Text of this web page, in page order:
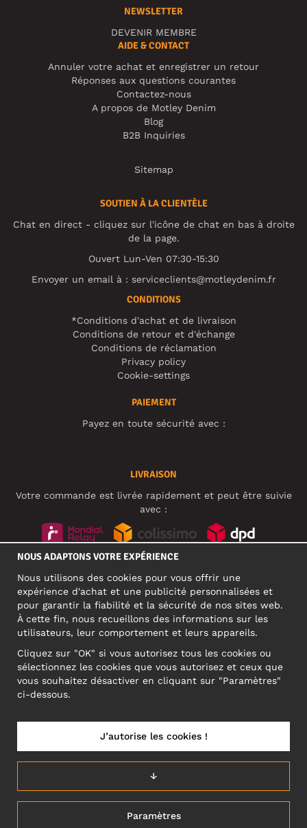
NEWSLETTER
DEVENIR MEMBRE
AIDE & CONTACT
Annuler votre achat et enregistrer un retour
Réponses aux questions courantes
Contactez-nous
A propos de Motley Denim
Blog
B2B Inquiries
Sitemap
SOUTIEN À LA CLIENTÈLE
Chat en direct - cliquez sur l'icône de chat en bas à droite
de la page.
Ouvert Lun-Ven 07:30-15:30
Envoyer un email à : serviceclients@motleydenim.fr
CONDITIONS
*Conditions d'achat et de livraison
Conditions de retour et d'échange
Conditions de réclamation
Privacy policy
Cookie-settings
PAIEMENT
Payez en toute sécurité avec :
LIVRAISON
Votre commande est livrée rapidement et peut être suivie
avec :
ADRESSE PROFESSIONNELLE
Narva mnt 5, EE-10117 Tallinn
Reg: 12356245
ATTENTION ! N'envoyez pas les retours de produits à cette
FRANCE/FRANÇAIS (FR)
NOUS ADAPTONS VOTRE EXPÉRIENCE
Nous utilisons des cookies pour vous offrir une
expérience d'achat et une publicité personnalisées et
pour garantir la fiabilité et la sécurité de nos sites web.
À cette fin, nous recueillons des informations sur les
utilisateurs, leur comportement et leurs appareils.
Cliquez sur "OK" si vous autorisez tous les cookies ou
sélectionnez les cookies que vous autorisez et ceux que
vous souhaitez désactiver en cliquant sur "Paramètres"
ci-dessous.
Paramètres
↓
J’autorise les cookies !